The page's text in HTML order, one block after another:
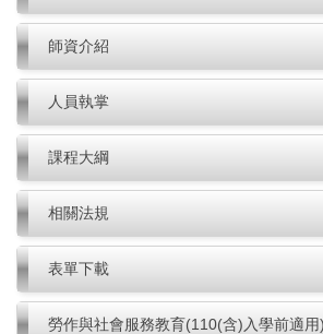
師資介紹
人員執掌
課程大綱
相關法規
表單下載
勞作與社會服務教育(110(含)入學前適用)